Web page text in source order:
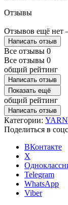
Отзывы
Отзывов ещё нет
Написать отзыв
Все отзывы 0
Все отзывы 0
общий рейтинг
Написать отзыв
Показать ещё
общий рейтинг
Написать отзыв
Категории:
Поделиться в
ВКонтакте
X
Telegram
WhatsApp
Viber